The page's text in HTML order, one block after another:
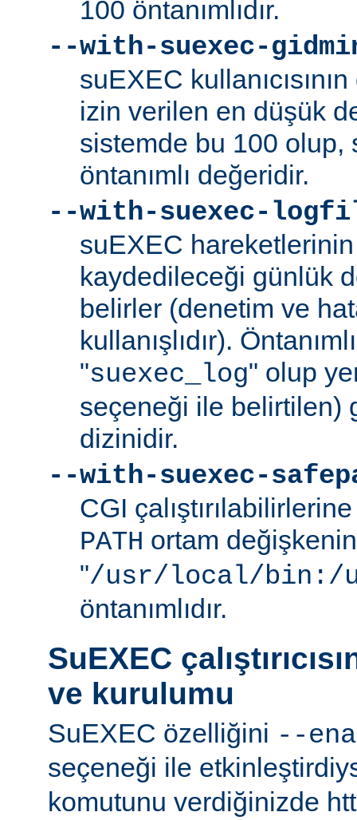
100 öntanımlıdır.
--with-suexec-
suEXEC
izin verilen en düşük
sistemde bu 100 olup,
öntanımlı değeridir.
--with-suexec-
suEXEC hareketlerinin
kaydedileceği günlük
belirler (denetim ve
kullanışlıdır).
"suexec_log" olup
seçeneği ile belirtilen)
dizinidir.
--with-suexec-
CGI
PATH ortam
"/usr/local/bin:/
öntanımlıdır.
SuEXEC
ve kurulumu
SuEXEC özelliğini --
seçeneği ile
komutunu verdiğinizde